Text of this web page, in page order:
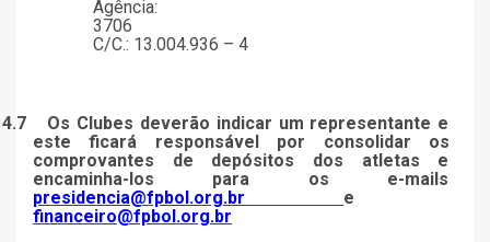
Agência:
3706
C/C.: 13.004.936 – 4
4.7
Os Clubes deverão indicar um representante e
este ficará responsável por consolidar os
comprovantes de depósitos dos atletas e
encaminha-los para os e-mails
presidencia@fpbol.org.br
e
financeiro@fpbol.org.br